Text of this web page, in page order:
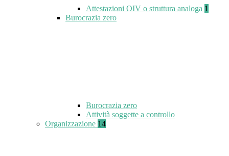
Attestazioni OIV o struttura analoga 1
Burocrazia zero
Burocrazia zero
Attività soggette a controllo
Organizzazione 14